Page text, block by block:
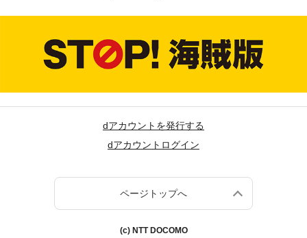
dアカウントを発行する
dアカウントログイン
ページトップへ
(c) NTT DOCOMO